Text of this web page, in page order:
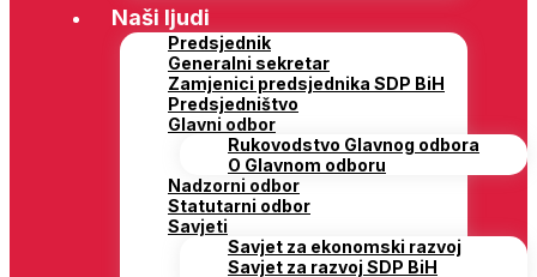
Naši ljudi
Predsjednik
Generalni sekretar
Zamjenici predsjednika SDP BiH
Predsjedništvo
Glavni odbor
Rukovodstvo Glavnog odbora
O Glavnom odboru
Nadzorni odbor
Statutarni odbor
Savjeti
Savjet za ekonomski razvoj
Savjet za razvoj SDP BiH